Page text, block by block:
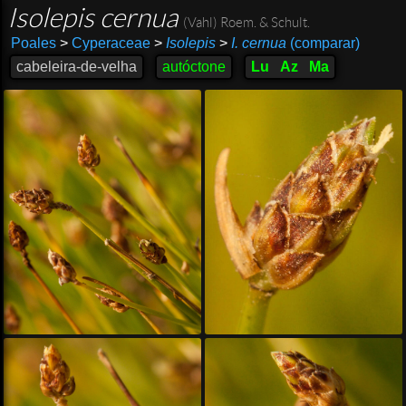
Isolepis cernua (Vahl) Roem. & Schult.
Poales >Cyperaceae > Isolepis > I. cernua (comparar)
cabeleira-de-velha
autóctone Lu Az Ma